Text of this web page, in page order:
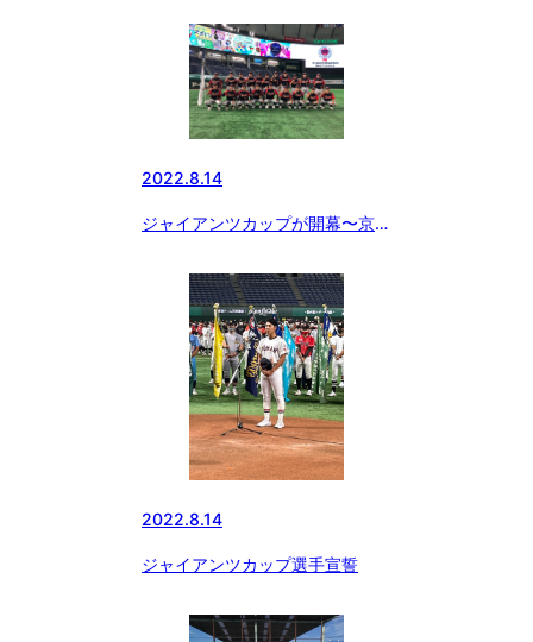
2022.8.14
ジャイアンツカップが開幕〜京葉
2022.8.14
ジャイアンツカップ選手宣誓